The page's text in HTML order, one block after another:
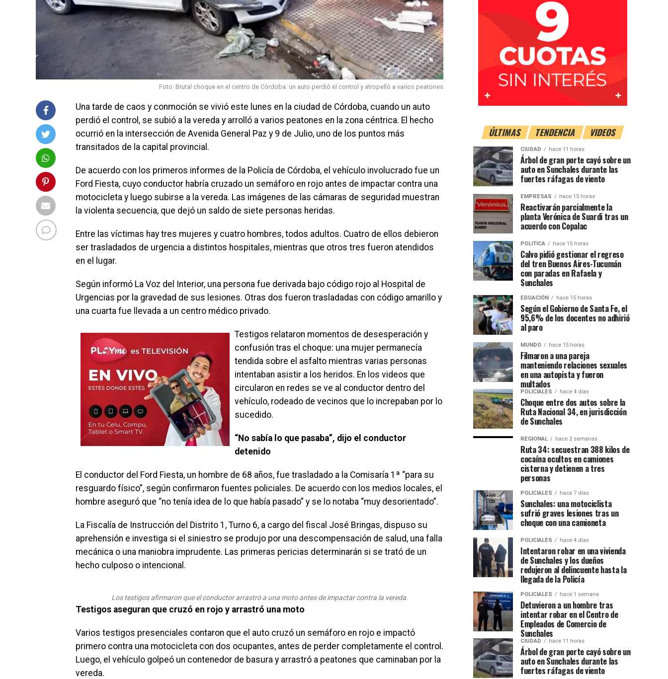
Foto: Brutal choque en el centro de Córdoba: un auto perdió el control y atropelló a varios peatones
Una tarde de caos y conmoción se vivió este lunes en la ciudad de Córdoba, cuando un auto
perdió el control, se subió a la vereda y arrolló a varios peatones en la zona céntrica. El hecho
ocurrió en la intersección de Avenida General Paz y 9 de Julio, uno de los puntos más
transitados de la capital provincial.
De acuerdo con los primeros informes de la Policía de Córdoba, el vehículo involucrado fue un
Ford Fiesta, cuyo conductor habría cruzado un semáforo en rojo antes de impactar contra una
motocicleta y luego subirse a la vereda. Las imágenes de las cámaras de seguridad muestran
la violenta secuencia, que dejó un saldo de siete personas heridas.
Entre las víctimas hay tres mujeres y cuatro hombres, todos adultos. Cuatro de ellos debieron
ser trasladados de urgencia a distintos hospitales, mientras que otros tres fueron atendidos
en el lugar.
Según informó La Voz del Interior, una persona fue derivada bajo código rojo al Hospital de
Urgencias por la gravedad de sus lesiones. Otras dos fueron trasladadas con código amarillo y
una cuarta fue llevada a un centro médico privado.
Testigos relataron momentos de desesperación y
confusión tras el choque: una mujer permanecía
tendida sobre el asfalto mientras varias personas
intentaban asistir a los heridos. En los videos que
circularon en redes se ve al conductor dentro del
vehículo, rodeado de vecinos que lo increpaban por lo
sucedido.
“No sabía lo que pasaba”, dijo el conductor
detenido
El conductor del Ford Fiesta, un hombre de 68 años, fue trasladado a la Comisaría 1ª “para su
resguardo físico”, según confirmaron fuentes policiales. De acuerdo con los medios locales, el
hombre aseguró que “no tenía idea de lo que había pasado” y se lo notaba “muy desorientado”.
La Fiscalía de Instrucción del Distrito 1, Turno 6, a cargo del fiscal José Bringas, dispuso su
aprehensión e investiga si el siniestro se produjo por una descompensación de salud, una falla
mecánica o una maniobra imprudente. Las primeras pericias determinarán si se trató de un
hecho culposo o intencional.
Los testigos afirmaron que el conductor arrastró a una moto antes de impactar contra la vereda.
Testigos aseguran que cruzó en rojo y arrastró una moto
Varios testigos presenciales contaron que el auto cruzó un semáforo en rojo e impactó
primero contra una motocicleta con dos ocupantes, antes de perder completamente el control.
Luego, el vehículo golpeó un contenedor de basura y arrastró a peatones que caminaban por la
vereda.
ÚLTIMAS TENDENCIA VIDEOS
CIUDAD hace 11 horas
Árbol de gran porte cayó sobre un
auto en Sunchales durante las
fuertes ráfagas de viento
EMPRESAS hace 15 horas
Reactivarán parcialmente la
planta Verónica de Suardi tras un
acuerdo con Copalac
POLITICA hace 15 horas
Calvo pidió gestionar el regreso
del tren Buenos Aires-Tucumán
con paradas en Rafaela y
Sunchales
EDUACIÓN hace 15 horas
Según el Gobierno de Santa Fe, el
95,6% de los docentes no adhirió
al paro
MUNDO hace 15 horas
Filmaron a una pareja
manteniendo relaciones sexuales
en una autopista y fueron
multados
POLICIALES hace 4 días
Choque entre dos autos sobre la
Ruta Nacional 34, en jurisdicción
de Sunchales
REGIONAL hace 2 semanas
Ruta 34: secuestran 388 kilos de
cocaína ocultos en camiones
cisterna y detienen a tres
personas
POLICIALES hace 7 días
Sunchales: una motociclista
sufrió graves lesiones tras un
choque con una camioneta
POLICIALES hace 4 días
Intentaron robar en una vivienda
de Sunchales y los dueños
redujeron al delincuente hasta la
llegada de la Policía
POLICIALES hace 1 semana
Detuvieron a un hombre tras
intentar robar en el Centro de
Empleados de Comercio de
Sunchales
CIUDAD hace 11 horas
Árbol de gran porte cayó sobre un
auto en Sunchales durante las
fuertes ráfagas de viento